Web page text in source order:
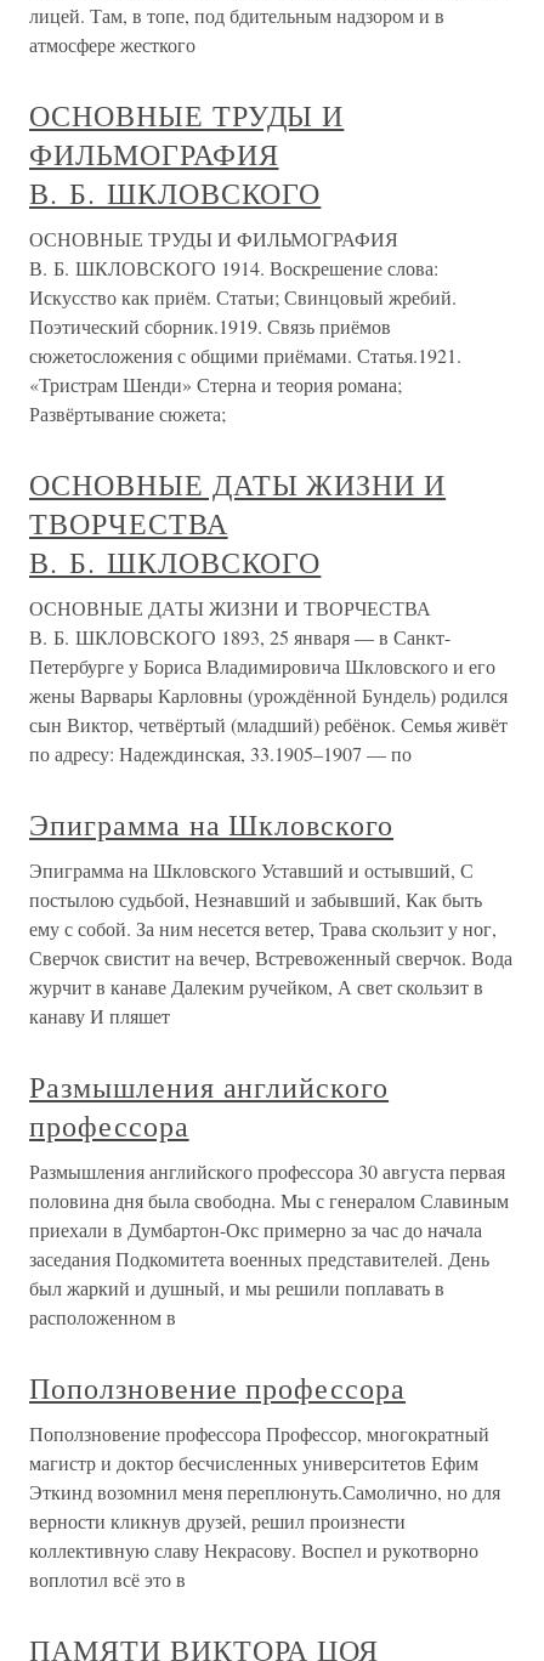
лицей. Там, в топе, под бдительным надзором и в
атмосфере жесткого
ОСНОВНЫЕ ТРУДЫ И
ФИЛЬМОГРАФИЯ
В. Б. ШКЛОВСКОГО
ОСНОВНЫЕ ТРУДЫ И ФИЛЬМОГРАФИЯ
В. Б. ШКЛОВСКОГО 1914. Воскрешение слова:
Искусство как приём. Статьи; Свинцовый жребий.
Поэтический сборник.1919. Связь приёмов
сюжетосложения с общими приёмами. Статья.1921.
«Тристрам Шенди» Стерна и теория романа;
Развёртывание сюжета;
ОСНОВНЫЕ ДАТЫ ЖИЗНИ И
ТВОРЧЕСТВА
В. Б. ШКЛОВСКОГО
ОСНОВНЫЕ ДАТЫ ЖИЗНИ И ТВОРЧЕСТВА
В. Б. ШКЛОВСКОГО 1893, 25 января — в Санкт-
Петербурге у Бориса Владимировича Шкловского и его
жены Варвары Карловны (урождённой Бундель) родился
сын Виктор, четвёртый (младший) ребёнок. Семья живёт
по адресу: Надеждинская, 33.1905–1907 — по
Эпиграмма на Шкловского
Эпиграмма на Шкловского Уставший и остывший, С
постылою судьбой, Незнавший и забывший, Как быть
ему с собой. За ним несется ветер, Трава скользит у ног,
Сверчок свистит на вечер, Встревоженный сверчок. Вода
журчит в канаве Далеким ручейком, А свет скользит в
канаву И пляшет
Размышления английского
профессора
Размышления английского профессора 30 августа первая
половина дня была свободна. Мы с генералом Славиным
приехали в Думбартон-Окс примерно за час до начала
заседания Подкомитета военных представителей. День
был жаркий и душный, и мы решили поплавать в
расположенном в
Поползновение профессора
Поползновение профессора Профессор, многократный
магистр и доктор бесчисленных университетов Ефим
Эткинд возомнил меня переплюнуть.Самолично, но для
верности кликнув друзей, решил произнести
коллективную славу Некрасову. Воспел и рукотворно
воплотил всё это в
ПАМЯТИ ВИКТОРА ЦОЯ